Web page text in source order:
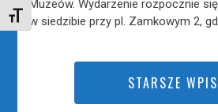
TOGGLE FONT SIZE
Muzeów. Wydarzenie rozpocznie
w siedzibie przy pl. Zamkowym 2,
STARSZE